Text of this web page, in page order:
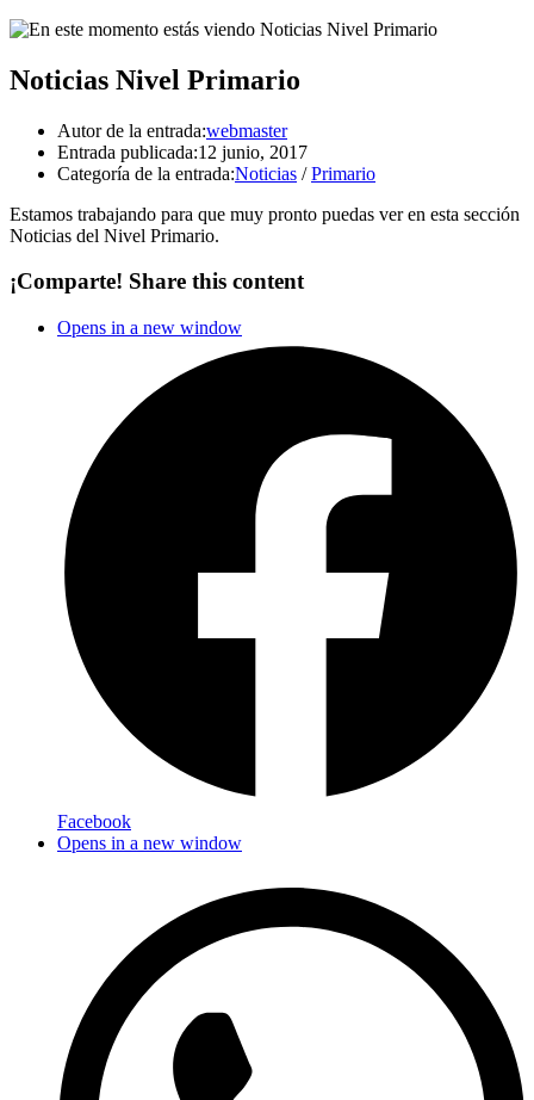
Noticias Nivel Primario
Autor de la entrada:webmaster
Entrada publicada:12 junio, 2017
Categoría de la entrada:Noticias / Primario
Estamos trabajando para que muy pronto puedas ver en esta sección
Noticias del Nivel Primario.
¡Comparte! Share this content
Opens in a new window
Facebook
Opens in a new window